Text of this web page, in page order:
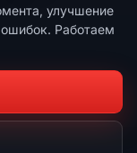
улучшение
Работаем